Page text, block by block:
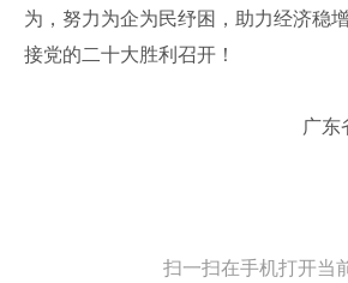
为，努力为企为民纾困，助力经济稳
接党的二十大胜利召开！
广东
扫一扫在手机打开当